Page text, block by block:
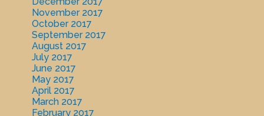
November 2017
October 2017
September 2017
August 2017
July 2017
June 2017
May 2017
April 2017
March 2017
February 2017